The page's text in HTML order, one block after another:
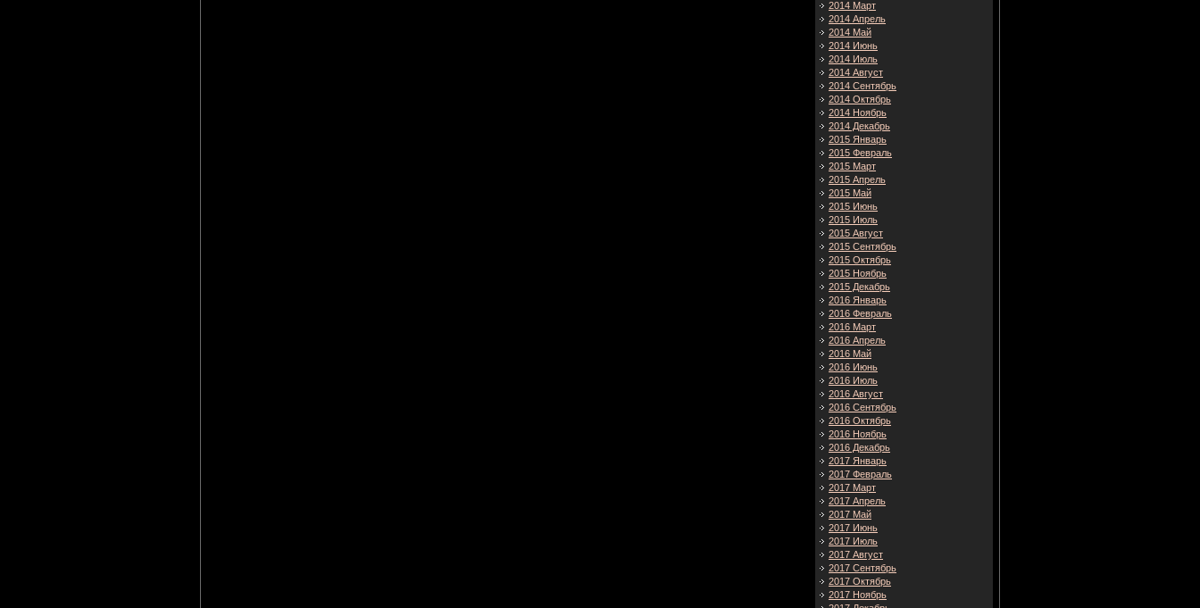
2014 Март
2014 Апрель
2014 Май
2014 Июнь
2014 Июль
2014 Август
2014 Сентябрь
2014 Октябрь
2014 Ноябрь
2014 Декабрь
2015 Январь
2015 Февраль
2015 Март
2015 Апрель
2015 Май
2015 Июнь
2015 Июль
2015 Август
2015 Сентябрь
2015 Октябрь
2015 Ноябрь
2015 Декабрь
2016 Январь
2016 Февраль
2016 Март
2016 Апрель
2016 Май
2016 Июнь
2016 Июль
2016 Август
2016 Сентябрь
2016 Октябрь
2016 Ноябрь
2016 Декабрь
2017 Январь
2017 Февраль
2017 Март
2017 Апрель
2017 Май
2017 Июнь
2017 Июль
2017 Август
2017 Сентябрь
2017 Октябрь
2017 Ноябрь